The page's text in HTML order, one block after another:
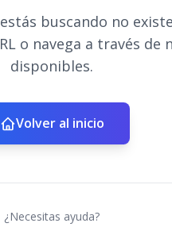
buscando no
o navega a través de
disponibles.
Volver al inicio
¿Necesitas ayuda?